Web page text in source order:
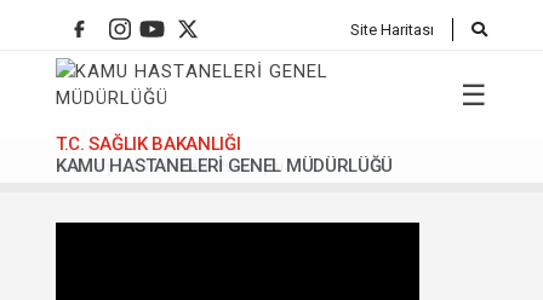
Site Haritası
T.C. SAĞLIK BAKANLIĞI
KAMU HASTANELERİ GENEL MÜDÜRLÜĞÜ
☰
Anasafya 11 Gebelik Psikolojisi